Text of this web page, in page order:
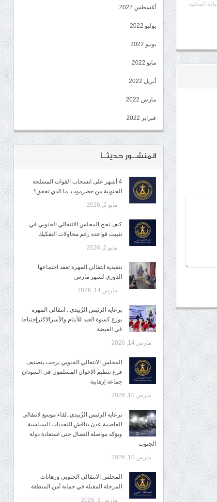
المحلية أغسطس 2022
يوليو 2022
يونيو 2022
مايو 2022
أبريل 2022
مارس 2022
فبراير 2022
المنشــور حديثــاً
4 أشهر على انسحاب القوات المسلحة
الجنوبية من حضرموت: ما الذي تحقق؟
مايو 2, 2026
كيف نجح المجلس الانتقالي الجنوبي في
تثبيت قواعده رغم محاولات التفكيك
مايو 2, 2026
تنفيذية انتقالي المهرة تعقد اجتماعها
الدوري لشهر مارس
مارس 14, 2026
برعاية الرئيس الزُبيدي.. انتقالي المهرة
يوزع كسوة العيد للأيتام والأسرالاكثرإحتياجا
في الغيضة
مارس 14, 2026
المجلس الانتقالي الجنوبي يرحب بتصنيف
فرع تنظيم الإخوان المسلمون في السودان
جماعة إرهابية
مارس 10, 2026
برعاية الرئيس الزُبيدي..لقاء موسع لانتقالي
العاصمة عدن يناقش التحديات السياسية
ويؤكد مواصلة النضال حتى استعادة دولة
الجنوب
مارس 10, 2026
المجلس الانتقالي الجنوبي ورهانات
المرحلة المقبلة في حماية أمن المنطقة
مارس 9, 2026